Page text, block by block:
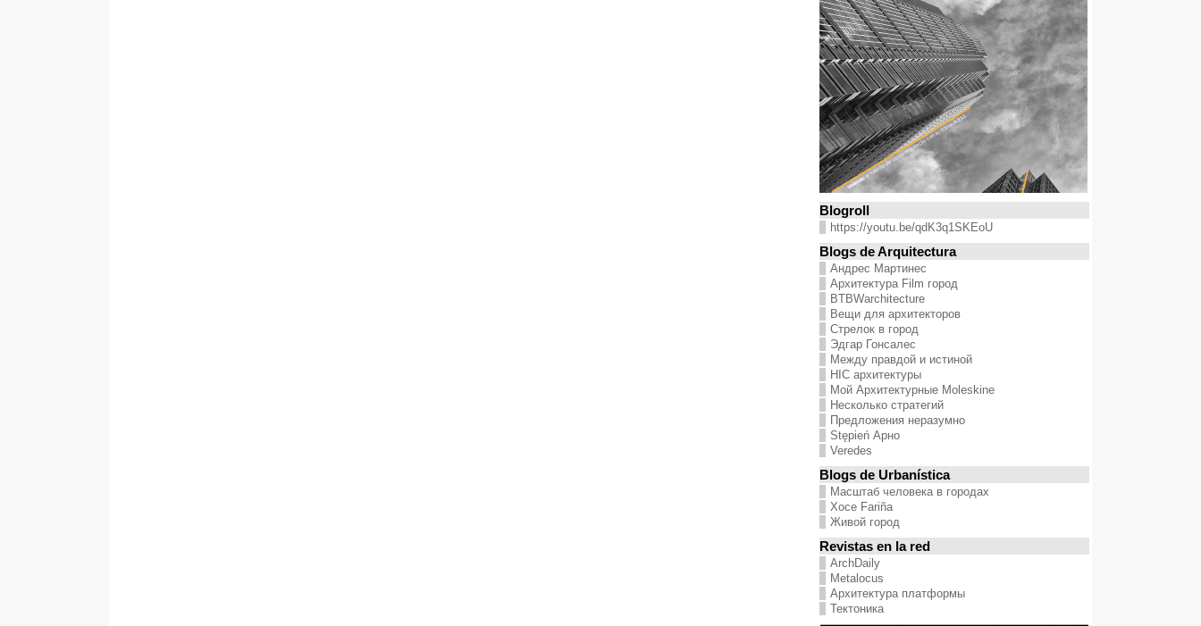
Blogroll
https://youtu.be/qdK3q1SKEoU
Blogs de Arquitectura
Андрес Мартинес
Архитектура Film город
BTBWarchitecture
Вещи для архитекторов
Стрелок в город
Эдгар Гонсалес
Между правдой и истиной
HIC архитектуры
Мой Архитектурные Moleskine
Несколько стратегий
Предложения неразумно
Stępień Арно
Veredes
Blogs de Urbanística
Масштаб человека в городах
Хосе Fariña
Живой город
Revistas en la red
ArchDaily
Metalocus
Архитектура платформы
Тектоника